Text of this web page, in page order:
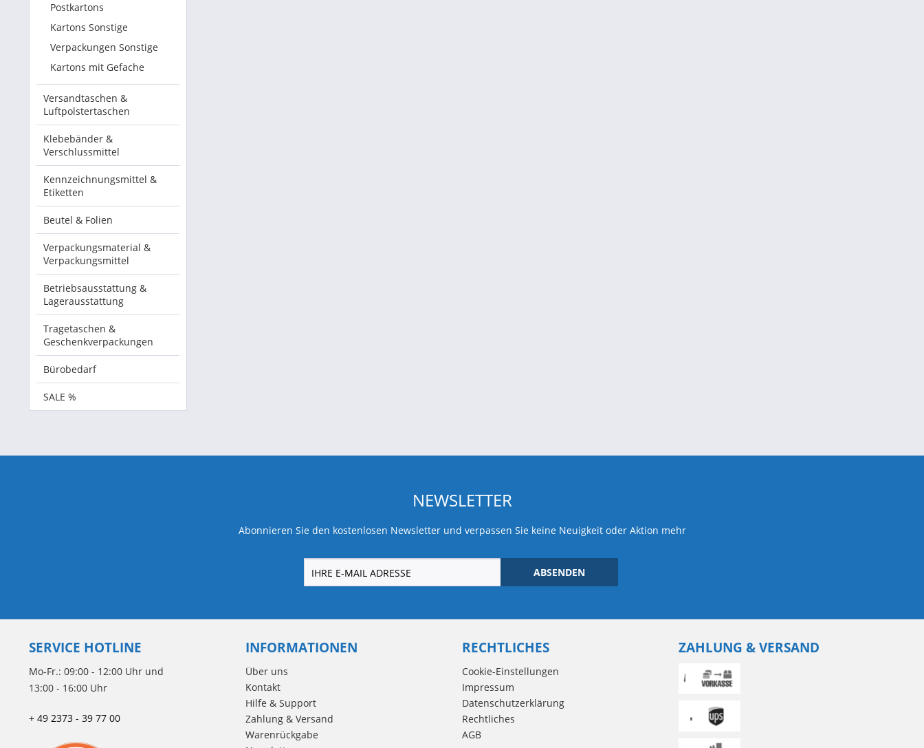
Postkartons
Kartons Sonstige
Verpackungen Sonstige
Kartons mit Gefache
Versandtaschen &
Luftpolstertaschen
Klebebänder &
Verschlussmittel
Kennzeichnungsmittel &
Etiketten
Beutel & Folien
Verpackungsmaterial &
Verpackungsmittel
Betriebsausstattung &
Lagerausstattung
Tragetaschen &
Geschenkverpackungen
Bürobedarf
SALE %
NEWSLETTER
Abonnieren Sie den kostenlosen Newsletter und verpassen Sie keine Neuigkeit oder Aktion mehr
ABSENDEN
SERVICE HOTLINE
Mo-Fr.: 09:00 - 12:00 Uhr und
13:00 - 16:00 Uhr
+ 49 2373 - 39 77 00
INFORMATIONEN
Über uns
Kontakt
Hilfe & Support
Zahlung & Versand
Warenrückgabe
RECHTLICHES
Cookie-Einstellungen
Impressum
Datenschutzerklärung
Rechtliches
AGB
ZAHLUNG & VERSAND